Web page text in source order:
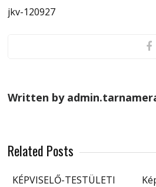
jkv-120927
Written by
Related Posts
KÉPVISELŐ-TESTÜLETI